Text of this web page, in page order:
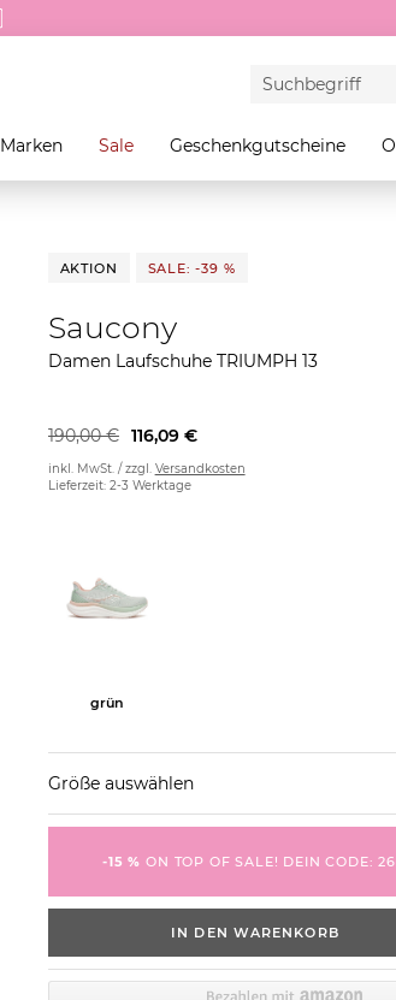
Marken Sale Geschenkgutscheine
AKTION SALE: -39 %
Saucony
Damen Laufschuhe TRIUMPH 13
116,09 €
190,00 €
inkl. MwSt. / zzgl. Versandkosten
Lieferzeit: 2-3 Werktage
grün
Größe auswählen
-15 % ON TOP OF SALE! DEIN CODE:
IN DEN WARENKORB